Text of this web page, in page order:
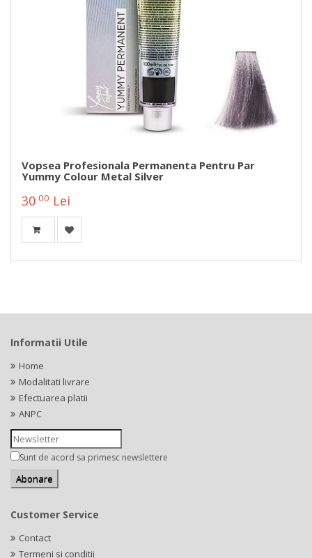
Vopsea Profesionala Permanenta Pentru Par
Yummy Colour Metal Silver
30 00 Lei
Informatii Utile
Home
Modalitati livrare
Efectuarea platii
ANPC
Sunt de acord sa primesc newslettere
Customer Service
Contact
Termeni si conditii